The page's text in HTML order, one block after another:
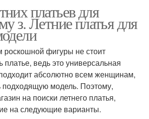
платьев для
з. Летние платья для
роскошной фигуры не стоит
платье, ведь это универсальная
абсолютно всем женщинам,
подходящую модель. Поэтому,
на поиски летнего платья,
на следующие варианты.